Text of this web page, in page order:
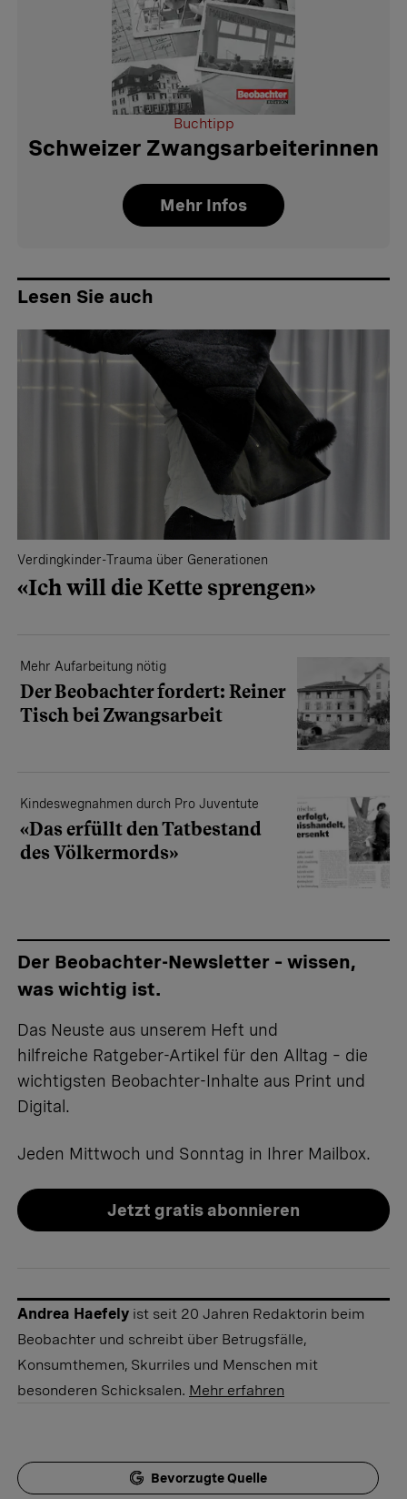
Buchtipp
Schweizer Zwangsarbeiterinnen
Mehr Infos
Lesen Sie auch
Verdingkinder-Trauma über Generationen
«Ich will die ­Kette sprengen»
Mehr Aufarbeitung nötig
Der Beobachter fordert: Reiner
Tisch bei Zwangsarbeit
Kindeswegnahmen durch Pro Juventute
«Das erfüllt den Tatbestand
des Völkermords»
Der Beobachter-Newsletter – wissen,
was wichtig ist.
Das Neuste aus unserem Heft und
hilfreiche Ratgeber-Artikel für den Alltag – die
wichtigsten Beobachter-Inhalte aus Print und
Digital.
Jeden Mittwoch und Sonntag in Ihrer Mailbox.
Jetzt gratis abonnieren
Andrea Haefely ist seit 20 Jahren Redaktorin beim
Beobachter und schreibt über Betrugsfälle,
Konsumthemen, Skurriles und Menschen mit
besonderen Schicksalen. Mehr erfahren
Bevorzugte Quelle